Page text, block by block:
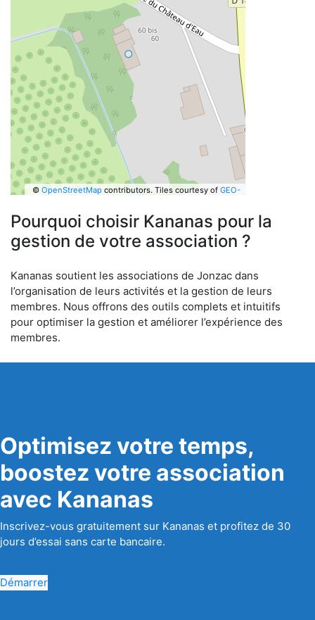
© OpenStreetMapcontributors. Tiles courtesy of GEO-
Pourquoi choisir Kananas pour la
gestion de votre association ?
Kananas soutient les associations de Jonzac dans
l’organisation de leurs activités et la gestion de leurs
membres. Nous offrons des outils complets et intuitifs
pour optimiser la gestion et améliorer l’expérience des
membres.
Optimisez votre temps,
boostez votre association
avec Kananas
Inscrivez-vous gratuitement sur Kananas et profitez de 30
jours d’essai sans carte bancaire.
Démarrer